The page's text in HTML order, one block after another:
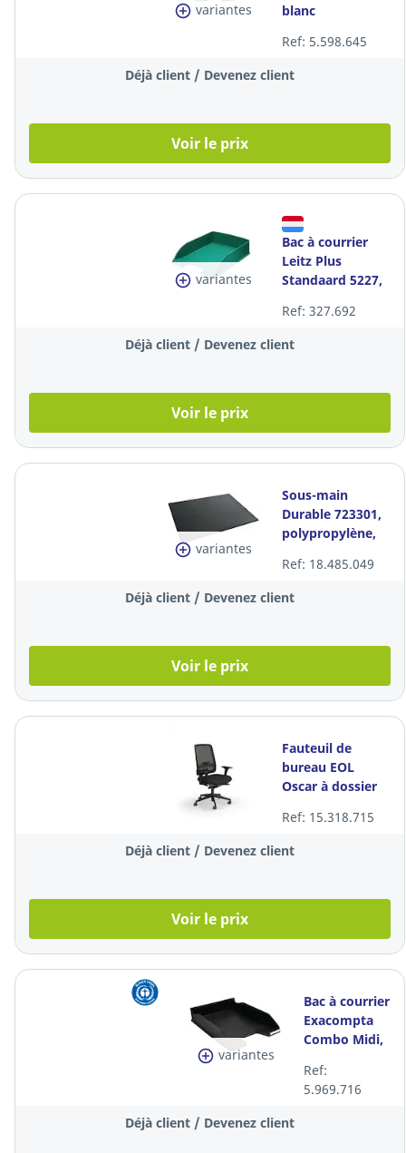
variantes
blanc
Ref: 5.598.645
Déjà client / Devenez client
Voir le prix
variantes
Bac à courrier
Leitz Plus
Standaard 5227,
Ref: 327.692
Déjà client / Devenez client
Voir le prix
variantes
Sous-main
Durable 723301,
polypropylène,
Ref: 18.485.049
Déjà client / Devenez client
Voir le prix
Fauteuil de
bureau EOL
Oscar à dossier
accoudoirs 4D,
noir
Ref: 15.318.715
Déjà client / Devenez client
Voir le prix
variantes
Bac à courrier
Exacompta
Combo Midi,
porte-
étiquette,
Ref:
5.969.716
Déjà client / Devenez client